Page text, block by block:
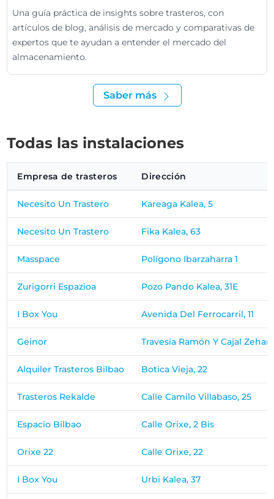
Una guía práctica de insights sobre trasteros, con
artículos de blog, análisis de mercado y comparativas de
expertos que te ayudan a entender el mercado del
almacenamiento.
Saber más
Todas las instalaciones
Empresa de trasteros Dirección
Necesito Un Trastero Kareaga Kalea, 5
Necesito Un Trastero Fika Kalea, 63
Masspace Polígono Ibarzaharra 1
Zurigorri Espazioa Pozo Pando Kalea, 31E
I Box You Avenida Del Ferrocarril, 11
Geinor Travesía Ramón Y Cajal
Alquiler Trasteros Bilbao Botica Vieja, 22
Trasteros Rekalde Calle Camilo Villabaso, 25
Espacio Bilbao Calle Orixe, 2 Bis
Orixe 22 Calle Orixe, 22
I Box You Urbi Kalea, 37